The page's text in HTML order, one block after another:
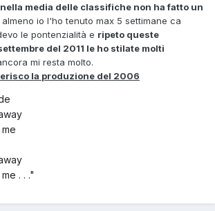
nella media delle classifiche non ha fatto un
almeno io l'ho tenuto max 5 settimane ca
le pontenzialità e ripeto queste
del 2011 le ho stilate molti
mi resta molto.
la produzione del 2006
. . ."